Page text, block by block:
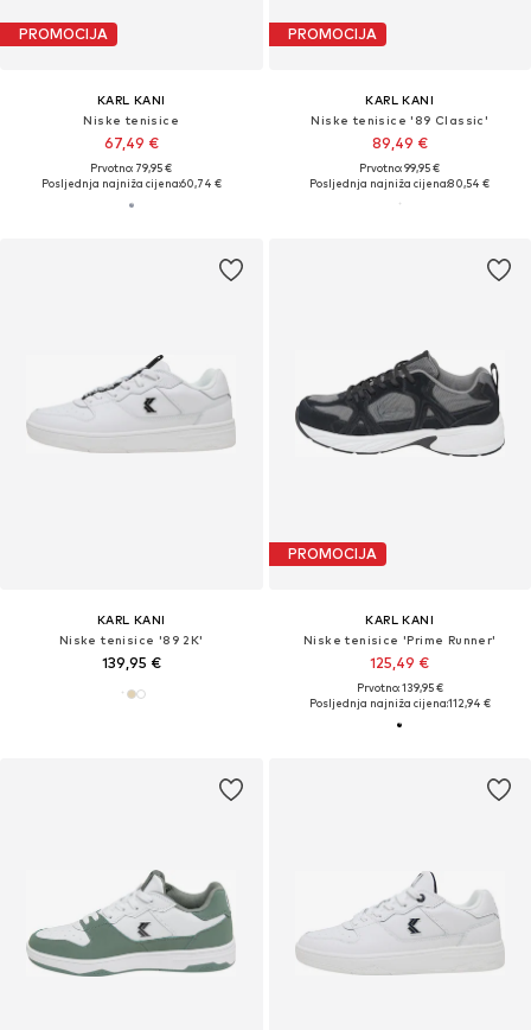
PROMOCIJA
KARL KANI
Niske tenisice
67,49 €
Prvotno: 79,95 €
Posljednja najniža cijena:60,74 €
PROMOCIJA
KARL KANI
Niske tenisice '89 Classic'
89,49 €
Prvotno: 99,95 €
Posljednja najniža cijena:80,54 €
KARL KANI
Niske tenisice '89 2K'
139,95 €
PROMOCIJA
KARL KANI
Niske tenisice 'Prime Runner'
125,49 €
Prvotno: 139,95 €
Posljednja najniža cijena:112,94 €